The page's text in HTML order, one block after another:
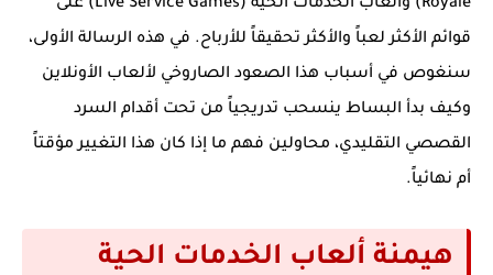
Royale) وألعاب الخدمات الحية (Live Service Games) على
قوائم الأكثر لعباً والأكثر تحقيقاً للأرباح. في هذه الرسالة الأولى،
سنغوص في أسباب هذا الصعود الصاروخي لألعاب الأونلاين
وكيف بدأ البساط ينسحب تدريجياً من تحت أقدام السرد
القصصي التقليدي، محاولين فهم ما إذا كان هذا التغيير مؤقتاً
أم نهائياً.
هيمنة ألعاب الخدمات الحية